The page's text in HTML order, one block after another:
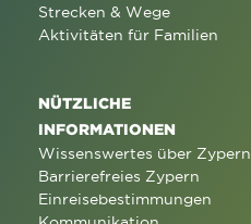
Strecken & Wege
Aktivitäten für Familien
NÜTZLICHE
INFORMATIONEN
Wissenswertes über Zypern
Barrierefreies Zypern
Einreisebestimmungen